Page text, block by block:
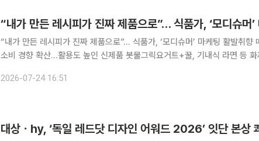
“내가 만든 레시피가 진짜 제품으로”… 식품가, ‘모디슈머
“내가 만든 레시피가 진짜 제품으로”… 식품가, ‘모디슈머’ 마케팅 활발취향
소비 경향 확산…활용도 높인 신제품 봇물그릭요거트+꿀, 기내식 라면 등 화
화되면서, 식품·유통업계가 소비자 조합 레시피를 정식 상
2026-07-24 16:51
대상ㆍhy, ‘독일 레드닷 디자인 어워드 2026’ 잇단 본상